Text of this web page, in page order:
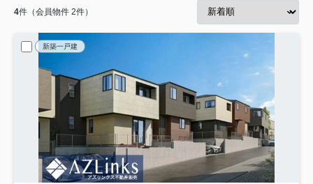
4件（会員物件 2件）
新築一戸建